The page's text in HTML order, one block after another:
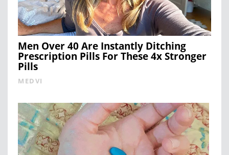
Men Over 40 Are Instantly Ditching
Prescription Pills For These 4x Stronger
Pills
MEDVI